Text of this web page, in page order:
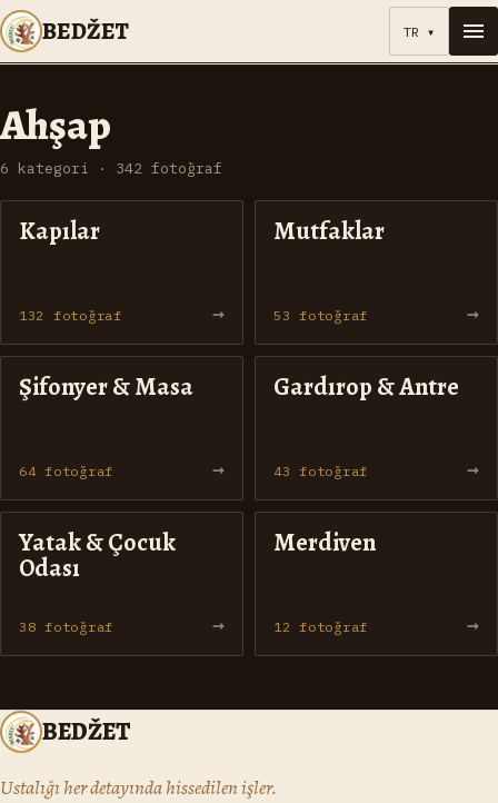
BEDŽET TR ▾
Ahşap
6 kategori · 342 fotoğraf
Kapılar
132 fotoğraf →
Mutfaklar
53 fotoğraf →
Şifonyer & Masa
64 fotoğraf →
Gardırop & Antre
43 fotoğraf →
Yatak & Çocuk
Odası
38 fotoğraf →
Merdiven
12 fotoğraf →
BEDŽET
Ustalığı her detayında hissedilen işler.